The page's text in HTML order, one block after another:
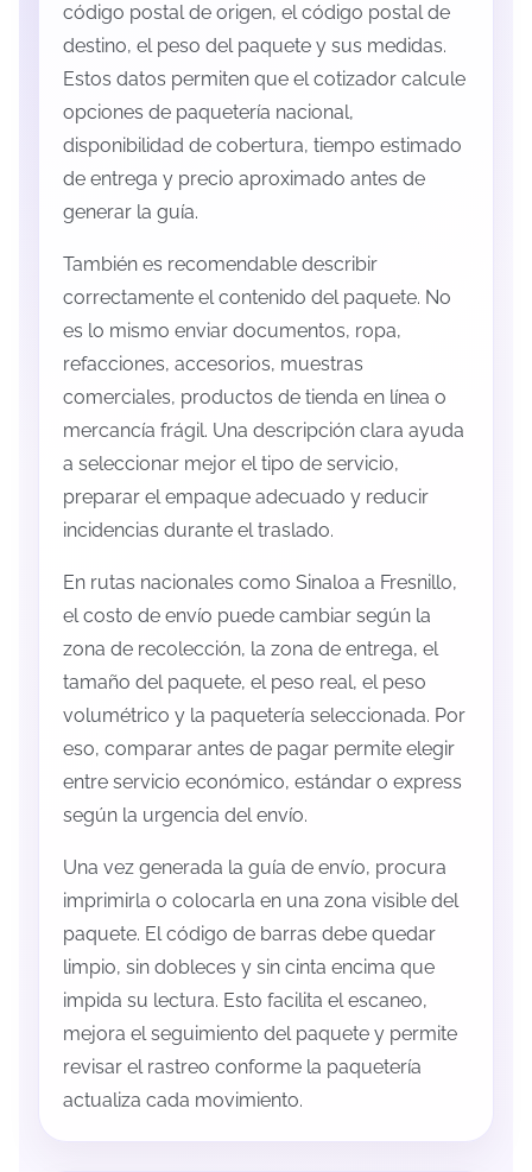
código postal de origen, el código postal de
destino, el peso del paquete y sus medidas.
Estos datos permiten que el cotizador calcule
opciones de paquetería nacional,
disponibilidad de cobertura, tiempo estimado
de entrega y precio aproximado antes de
generar la guía.
También es recomendable describir
correctamente el contenido del paquete. No
es lo mismo enviar documentos, ropa,
refacciones, accesorios, muestras
comerciales, productos de tienda en línea o
mercancía frágil. Una descripción clara ayuda
a seleccionar mejor el tipo de servicio,
preparar el empaque adecuado y reducir
incidencias durante el traslado.
En rutas nacionales como Sinaloa a Fresnillo,
el costo de envío puede cambiar según la
zona de recolección, la zona de entrega, el
tamaño del paquete, el peso real, el peso
volumétrico y la paquetería seleccionada. Por
eso, comparar antes de pagar permite elegir
entre servicio económico, estándar o express
según la urgencia del envío.
Una vez generada la guía de envío, procura
imprimirla o colocarla en una zona visible del
paquete. El código de barras debe quedar
limpio, sin dobleces y sin cinta encima que
impida su lectura. Esto facilita el escaneo,
mejora el seguimiento del paquete y permite
revisar el rastreo conforme la paquetería
actualiza cada movimiento.